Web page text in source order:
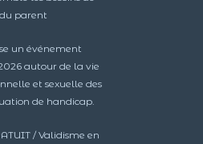
parent
un événement
autour de la vie
et sexuelle des
de handicap.
/ Validisme en